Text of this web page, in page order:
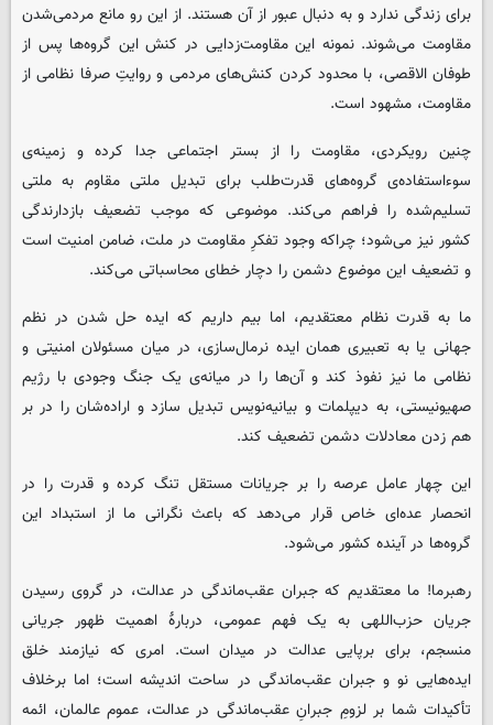
برای زندگی ندارد و به دنبال عبور از آن هستند. از این رو مانع مردمی‌شدن
مقاومت می‌شوند. نمونه این مقاومت‌زدایی در کنش این گروه‌ها پس از
طوفان الاقصی، با محدود کردن کنش‌های مردمی و روایتِ‌ صرفا نظامی‌ از
مقاومت، مشهود است.
چنین رویکردی، مقاومت را از بستر اجتماعی جدا کرده و زمینه‌ی
سوءاستفاده‌ی گروه‌های قدرت‌طلب برای تبدیل ملتی مقاوم به ملتی
تسلیم‌شده را فراهم می‌کند. موضوعی که موجب تضعیف بازدارندگی
کشور نیز می‌شود؛ چراکه وجود تفکرِ مقاومت در ملت، ضامن امنیت‌ است
و تضعیف این موضوع دشمن را دچار خطای محاسباتی می‌کند.
ما به قدرت نظام معتقدیم، اما بیم داریم که ایده حل شدن در نظم
جهانی یا به تعبیری همان ایده نرمال‌سازی، در میان مسئولان امنیتی و
نظامی ما نیز نفوذ کند و آن‌ها را در میانه‌ی یک جنگ وجودی با رژیم
صهیونیستی، به دیپلمات و بیانیه‌نویس تبدیل سازد و اراده‌شان را در بر
هم زدن معادلات دشمن تضعیف کند.
این چهار عامل عرصه را بر جریانات مستقل تنگ کرده و قدرت را در
انحصار عده‌ای خاص قرار می‌دهد که باعث نگرانی ما از استبداد این
گروه‌ها در آینده کشور می‌شود.
رهبرما! ما معتقدیم که جبران عقب‌ماندگی در عدالت، در گروی رسیدن
جریان حزب‌اللهی به یک فهم عمومی، دربارۀ اهمیت ظهور جریانی
منسجم، برای برپایی عدالت در میدان است. امری که نیازمند خلق
ایده‌هایی نو و جبران عقب‌ماندگی در ساحت اندیشه است؛ اما برخلاف
تأکیدات شما بر لزومِ جبرانِ عقب‌ماندگی در عدالت، عموم عالمان، ائمه